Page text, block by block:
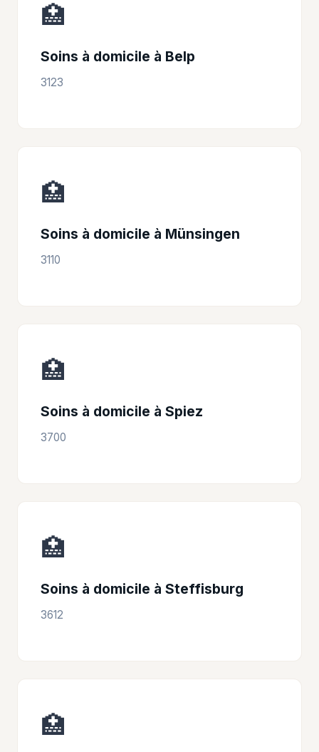
🏥
Soins à domicile à Belp
3123
🏥
Soins à domicile à Münsingen
3110
🏥
Soins à domicile à Spiez
3700
🏥
Soins à domicile à Steffisburg
3612
🏥